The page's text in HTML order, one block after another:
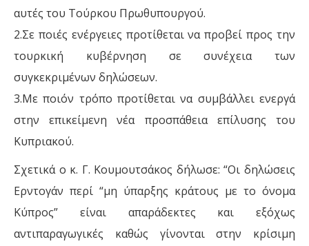
αυτές του Τούρκου Πρωθυπουργού.
2.Σε ποιές ενέργειες προτίθεται να προβεί προς την
τουρκική κυβέρνηση σε συνέχεια των
συγκεκριμένων δηλώσεων.
3.Με ποιόν τρόπο προτίθεται να συμβάλλει ενεργά
στην επικείμενη νέα προσπάθεια επίλυσης του
Κυπριακού.
Σχετικά ο κ. Γ. Κουμουτσάκος δήλωσε: “Οι δηλώσεις
Ερντογάν περί “μη ύπαρξης κράτους με το όνομα
Κύπρος” είναι απαράδεκτες και εξόχως
αντιπαραγωγικές καθώς γίνονται στην κρίσιμη